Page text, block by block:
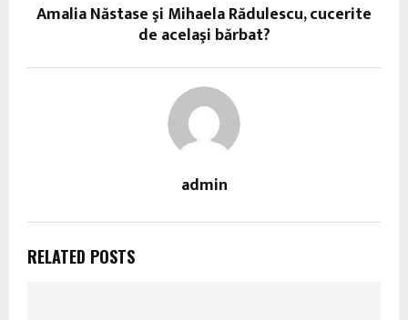
Amalia Năstase şi Mihaela Rădulescu, cucerite
de acelaşi bărbat?
admin
RELATED POSTS